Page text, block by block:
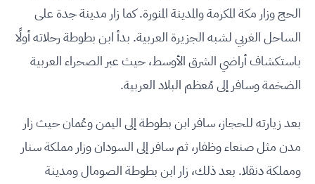
الحج وزار مكة المكرمة والمدينة المنورة. كما زار مدينة جدة على
الساحل الغربي لشبه الجزيرة العربية. بدأ ابن بطوطة رحلاته أولًا
باستكشاف أراضي الشرق الأوسط، حيث عبر الصحراء العربية
الضخمة وسافر إلى مُعظم البلاد العربية.
بعد زيارته للحجاز، سافر ابن بطوطة إلى اليمن وعُمان حيث زار
مدن مثل صنعاء وظفار، ثم سافر إلى السودان وزار مملكة سنار
ومملكة دنقلا. بعد ذلك، زار ابن بطوطة الصومال ومدينة